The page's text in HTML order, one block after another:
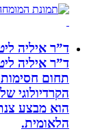
ד”ר איליה
ד”ר איליה
הקרדיולוגי של
הוא מבצע
הלאומית.